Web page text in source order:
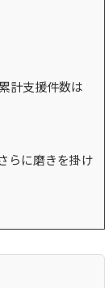
計支援件数は
らに磨きを掛け